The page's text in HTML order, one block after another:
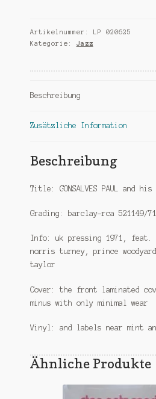
all
stars
Artikelnummer: LP 020625
Kategorie: Jazz
Beschreibung
Zusätzliche Information
Beschreibung
Title: GONSALVES PAUL and
Grading: barclay-rca 521149/
Info: uk pressing 1971, feat.
norris turney, prince
taylor
Cover: the front laminated
minus with only minimal wear
Vinyl: and labels near mint
Ähnliche Produkte